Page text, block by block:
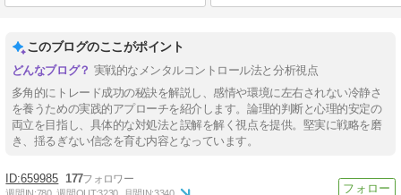
このブログのここがポイント
実戦的なメンタルコントロール法と分析視点
多角的にトレード成功の秘訣を解説し、感情や環境に左右されない冷静さ
を養うための実践的アプローチを紹介します。論理的判断と心理的安定の
両立を目指し、具体的な対処法と誤解を解く視点を提供。堅実に戦略を磨
き、揺るぎない信念を育む内容となっています。
659985 177